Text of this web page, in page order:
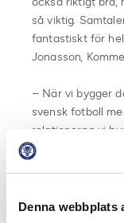
Denna webbplats
så viktig.
fantastiskt för
Jonasson,
– När vi bygger
svensk fotboll
relationerna vi
strategiska
jämför med stora